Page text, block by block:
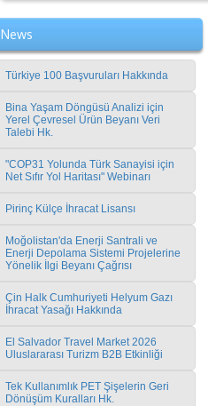
News
Türkiye 100 Başvuruları Hakkında
Bina Yaşam Döngüsü Analizi için
Yerel Çevresel Ürün Beyanı Veri
Talebi Hk.
"COP31 Yolunda Türk Sanayisi için
Net Sıfır Yol Haritası" Webinarı
Pirinç Külçe İhracat Lisansı
Moğolistan'da Enerji Santrali ve
Enerji Depolama Sistemi Projelerine
Yönelik İlgi Beyanı Çağrısı
Çin Halk Cumhuriyeti Helyum Gazı
İhracat Yasağı Hakkında
El Salvador Travel Market 2026
Uluslararası Turizm B2B Etkinliği
Tek Kullanımlık PET Şişelerin Geri
Dönüşüm Kuralları Hk.